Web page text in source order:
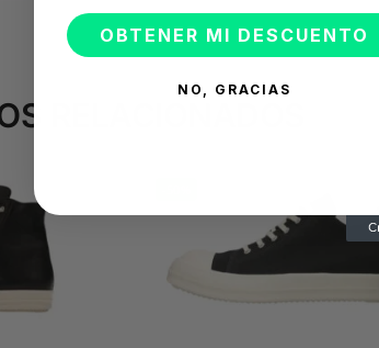
RELACIONADOS
OBTENER MI DESCUENTO
NO, GRACIAS